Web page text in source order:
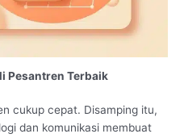
Pesantren Terbaik
cukup cepat. Disamping itu,
dan komunikasi membuat